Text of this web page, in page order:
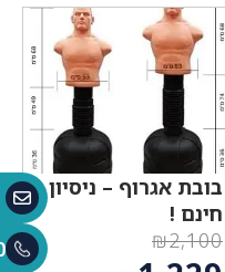
בובת אגרוף – ניסיון
חינם !
₪2,100
המחיר